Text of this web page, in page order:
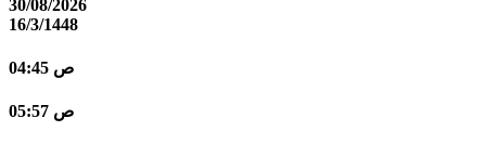
30/08/2026
16/3/1448
04:45 ص
05:57 ص